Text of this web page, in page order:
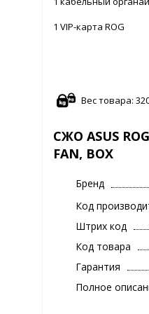
1 VIP-карта ROG
Вес товара:
СЖО ASUS
FAN, BOX
Бренд
Код
Штрих код
Код товара
Гарантия
Полное